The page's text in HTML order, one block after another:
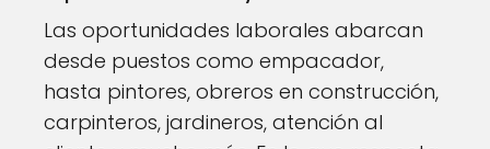
Las oportunidades laborales abarcan
desde puestos como empacador,
hasta pintores, obreros en construcción,
carpinteros, jardineros, atención al